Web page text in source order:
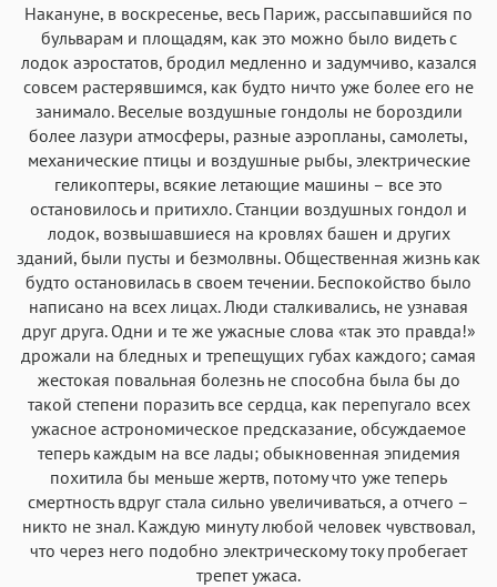
Накануне, в воскресенье, весь Париж, рассыпавшийся по
бульварам и площадям, как это можно было видеть с
лодок аэростатов, бродил медленно и задумчиво, казался
совсем растерявшимся, как будто ничто уже более его не
занимало. Веселые воздушные гондолы не бороздили
более лазури атмосферы, разные аэропланы, самолеты,
механические птицы и воздушные рыбы, электрические
геликоптеры, всякие летающие машины – все это
остановилось и притихло. Станции воздушных гондол и
лодок, возвышавшиеся на кровлях башен и других
зданий, были пусты и безмолвны. Общественная жизнь как
будто остановилась в своем течении. Беспокойство было
написано на всех лицах. Люди сталкивались, не узнавая
друг друга. Одни и те же ужасные слова «так это правда!»
дрожали на бледных и трепещущих губах каждого; самая
жестокая повальная болезнь не способна была бы до
такой степени поразить все сердца, как перепугало всех
ужасное астрономическое предсказание, обсуждаемое
теперь каждым на все лады; обыкновенная эпидемия
похитила бы меньше жертв, потому что уже теперь
смертность вдруг стала сильно увеличиваться, а отчего –
никто не знал. Каждую минуту любой человек чувствовал,
что через него подобно электрическому току пробегает
трепет ужаса.